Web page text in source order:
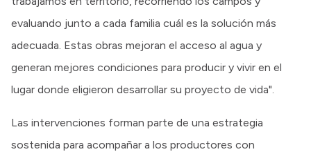
evaluando junto a cada familia cuál es la solución más
adecuada. Estas obras mejoran el acceso al agua y
generan mejores condiciones para producir y vivir en el
lugar donde eligieron desarrollar su proyecto de vida".
Las intervenciones forman parte de una estrategia
sostenida para acompañar a los productores con